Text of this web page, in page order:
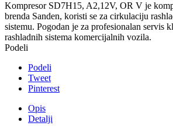
Kompresor SD7H15, A2,12V, OR V je
brenda Sanden, koristi se za cirkulaciju
sistemu. Pogodan je za profesionalan servis
rashladnih sistema komercijalnih vozila.
Podeli
Podeli
Tweet
Pinterest
Opis
Detalji